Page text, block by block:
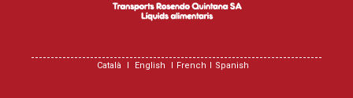
Català English French Spanish